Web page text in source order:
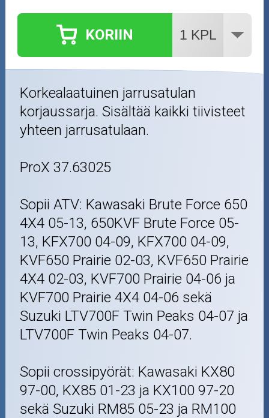
KORIIN
Korkealaatuinen jarrusatulan
korjaussarja. Sisältää kaikki tiivisteet
yhteen jarrusatulaan.
ProX 37.63025
Sopii ATV: Kawasaki Brute Force 650
4X4 05-13, 650KVF Brute Force 05-
13, KFX700 04-09, KFX700 04-09,
KVF650 Prairie 02-03, KVF650 Prairie
4X4 02-03, KVF700 Prairie 04-06 ja
KVF700 Prairie 4X4 04-06 sekä
Suzuki LTV700F Twin Peaks 04-07 ja
LTV700F Twin Peaks 04-07.
Sopii crossipyörät: Kawasaki KX80
97-00, KX85 01-23 ja KX100 97-20
sekä Suzuki RM85 05-23 ja RM100